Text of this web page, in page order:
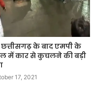
छत्तीसगढ़ के बाद एमपी के
में कार से कुचलने की बड़ी
17, 2021